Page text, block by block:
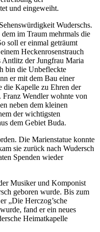
und eingeweiht.
Wuderschs.
im Traum mehrmals die
soll er einmal geträumt
Heckenrosenstrauch
Antlitz der Jungfrau Maria
bin die Unbefleckte
er mit dem Bau einer
Kapelle zu Ehren der
Wendler wohnte von
neben dem kleinen
der wichtigsten
dem Gebiet Buda.
Die Marienstatue konnte
sie zurück nach Wudersch
Spenden wieder
Musiker und Komponist
geboren wurde. Bis zum
„Die Herczog’sche
fand er ein neues
Heimatkapelle